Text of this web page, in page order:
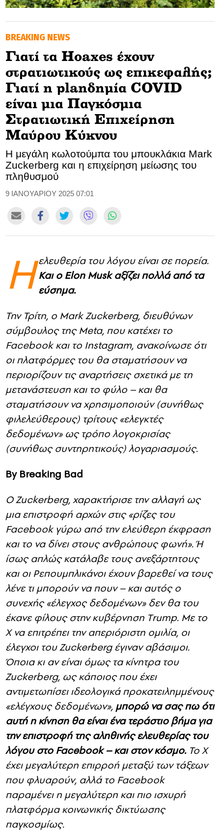
SOOZIE’S FRIENDS
CULTURE
TASTELAND
TECH
HEALTH
MEDIALAND
DRIVE
SPORTS
DIA Y NOCHE
ADVERTISE
BREAKING NEWS
Γιατί τα Ηoaxes έχουν
στρατιωτικούς ως επικεφαλής;
Γιατί η planδημία COVID
είναι μια Παγκόσμια
Στρατιωτική Επιχείρηση
Μαύρου Κύκνου
H μεγάλη κωλοτούμπα του μπουκλάκια Mark
Zuckerberg και η επιχείρηση μείωσης του
πληθυσμού
9 ΙΑΝΟΥΑΡΙΟΥ 2025 07:01
Ηελευθερία του λόγου είναι σε πορεία.
Και ο Elon Musk αξίζει πολλά από τα
εύσημα.
Την Τρίτη, ο Mark Zuckerberg, διευθύνων
σύμβουλος της Meta, που κατέχει το
Facebook και το Instagram, ανακοίνωσε ότι
οι πλατφόρμες του θα σταματήσουν να
περιορίζουν τις αναρτήσεις σχετικά με τη
μετανάστευση και το φύλο – και θα
σταματήσουν να χρησιμοποιούν (συνήθως
φιλελεύθερους) τρίτους «ελεγκτές
δεδομένων» ως τρόπο λογοκρισίας
(συνήθως συντηρητικούς) λογαριασμούς.
By Breaking Bad
Ο Zuckerberg, χαρακτήρισε την αλλαγή ως
μια επιστροφή αρχών στις «ρίζες του
Facebook γύρω από την ελεύθερη έκφραση
και το να δίνει στους ανθρώπους φωνή». Ή
ίσως απλώς κατάλαβε τους ανεξάρτητους
και οι Ρεπουμπλικάνοι έχουν βαρεθεί να τους
λένε τι μπορούν να πουν – και αυτός ο
συνεχής «έλεγχος δεδομένων» δεν θα του
έκανε φίλους στην κυβέρνηση Τrump. Με το
X να επιτρέπει την απεριόριστη ομιλία, οι
έλεγχοι του Zuckerberg έγιναν αβάσιμοι.
Όποια κι αν είναι όμως τα κίνητρα του
Zuckerberg, ως κάποιος που έχει
αντιμετωπίσει ιδεολογικά προκατειλημμένους
«ελέγχους δεδομένων», μπορώ να σας πω ότι
αυτή η κίνηση θα είναι ένα τεράστιο βήμα για
την επιστροφή της αληθινής ελευθερίας του
λόγου στο Facebook – και στον κόσμο.Το X
έχει μεγαλύτερη επιρροή μεταξύ των τάξεων
που φλυαρούν, αλλά το Facebook
παραμένει η μεγαλύτερη και πιο ισχυρή
πλατφόρμα κοινωνικής δικτύωσης
παγκοσμίως.